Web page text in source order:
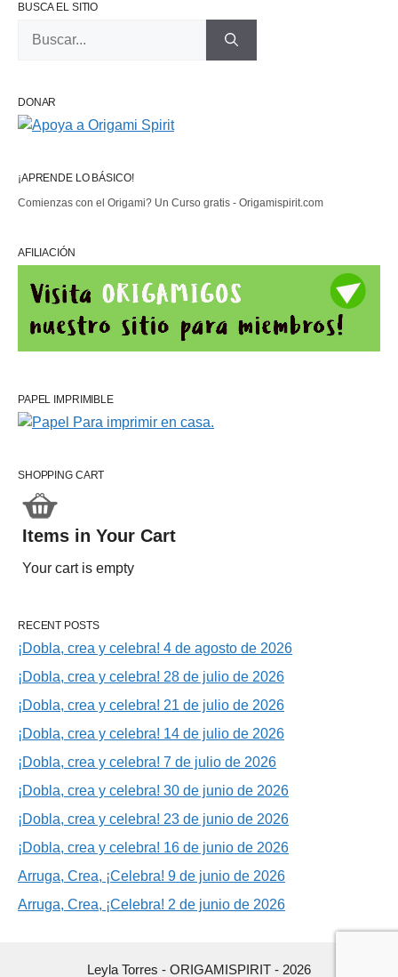
BUSCA EL SITIO
DONAR
¡APRENDE LO BÁSICO!
Comienzas con el Origami? Un Curso gratis - Origamispirit.com
AFILIACIÓN
PAPEL IMPRIMIBLE
SHOPPING CART
Items in Your Cart
Your cart is empty
RECENT POSTS
¡Dobla, crea y celebra! 4 de agosto de 2026
¡Dobla, crea y celebra! 28 de julio de 2026
¡Dobla, crea y celebra! 21 de julio de 2026
¡Dobla, crea y celebra! 14 de julio de 2026
¡Dobla, crea y celebra! 7 de julio de 2026
¡Dobla, crea y celebra! 30 de junio de 2026
¡Dobla, crea y celebra! 23 de junio de 2026
¡Dobla, crea y celebra! 16 de junio de 2026
Arruga, Crea, ¡Celebra! 9 de junio de 2026
Arruga, Crea, ¡Celebra! 2 de junio de 2026
Leyla Torres - ORIGAMISPIRIT - 2026